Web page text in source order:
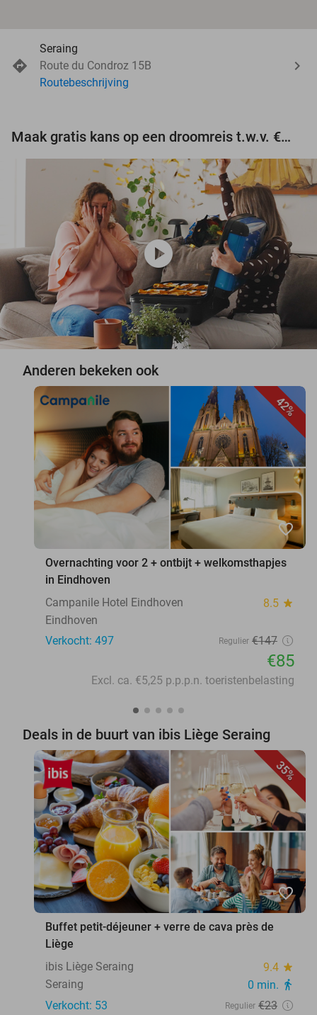
Seraing
Route du Condroz 15B
Routebeschrijving
Maak gratis kans op een droomreis t.w.v. €3.000!
play_circle
Anderen bekeken ook
42%
favorite_border
Overnachting voor 2 + ontbijt + welkomsthapjes
in Eindhoven
Campanile Hotel Eindhoven
8.5 star
Eindhoven
Verkocht: 497
Regulier €147
€85
Excl. ca. €5,25 p.p.p.n. toeristenbelasting
Deals in de buurt van ibis Liège Seraing
35%
favorite_border
Buffet petit-déjeuner + verre de cava près de
Liège
ibis Liège Seraing
9.4 star
Seraing 0 min. directions_walk
Verkocht: 53 Regulier €23